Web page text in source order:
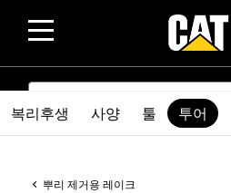
SEARCH
뿌리 제거용 레이크
복리후생 사양 툴 투어